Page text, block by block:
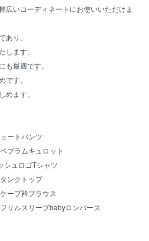
広いコーディネートにお使いいただけま
り、
ます。
最適です。
す。
めます。
ートパンツ
プラムキュロット
ュロゴTシャツ
ンクトップ
ープ衿ブラウス
ルスリーブbabyロンパース